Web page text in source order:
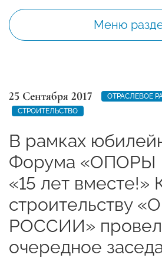
Меню
25 Сентября 2017
ОТРАСЛЕВОЕ
СТРОИТЕЛЬСТВО
В рамках
Форума
«15 лет вместе!»
строительству
РОССИИ» провел
очередное